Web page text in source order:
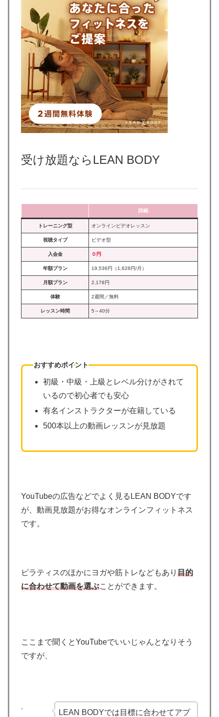
受け放題ならLEAN BODY
詳細
トレーニング型 オンラインビデオレッスン
視聴タイプ ビデオ型
入会金 ０円
年額プラン 19,536円（1,628円/月）
月額プラン 2,178円
体験 2週間／無料
レッスン時間 5～40分
おすすめポイント
初級・中級・上級とレベル分けがされて
いるので初心者でも安心
有名インストラクターが在籍している
500本以上の動画レッスンが見放題
YouTubeの広告などでよく見るLEAN BODYです
が、動画見放題がお得なオンラインフィットネス
です。
ピラティスのほかにヨガや筋トレなどもあり 目的
に合わせて動画を選ぶことができます。
ここまで聞くとYouTubeでいいじゃんとなりそう
ですが、
LEAN BODYでは目標に合わせてアプ